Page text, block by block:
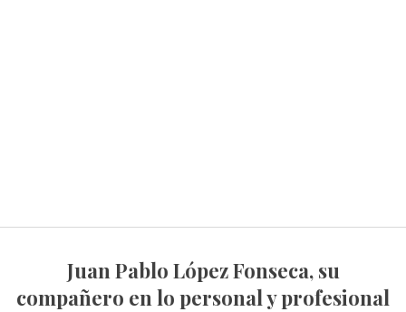
Juan Pablo López Fonseca, su
compañero en lo personal y profesional